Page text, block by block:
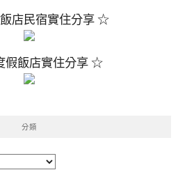
店民宿實住分享 ☆
假飯店實住分享 ☆
分類